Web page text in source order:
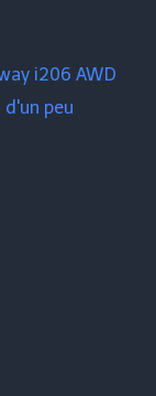
i206 AWD
peu